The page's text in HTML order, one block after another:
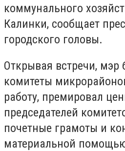
коммунального
Калинки, сообщает
городского головы.
Открывая встречи, мэр
комитеты
работу, премировал
председателей
почетные грамоты и
материальной